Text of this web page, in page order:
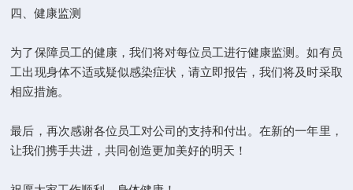
四、健康监测
为了保障员工的健康，我们将对每位员工进行健康监测。如有员
工出现身体不适或疑似感染症状，请立即报告，我们将及时采取
相应措施。
最后，再次感谢各位员工对公司的支持和付出。在新的一年里，
让我们携手共进，共同创造更加美好的明天！